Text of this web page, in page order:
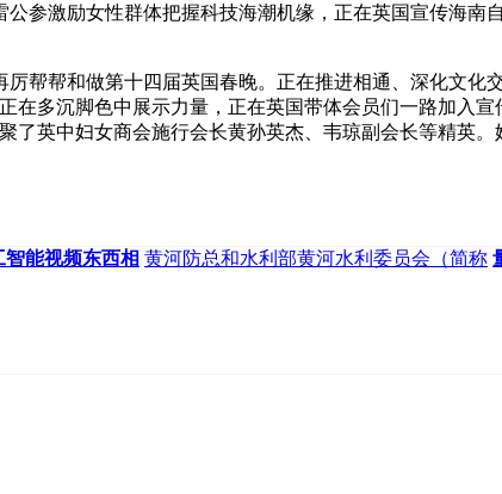
参激励女性群体把握科技海潮机缘，正在英国宣传海
帮和做第十四届英国春晚。正在推进相通、深化文化
在多沉脚色中展示力量，正在英国带体会员们一路加入
了英中妇女商会施行会长黄孙英杰、韦琼副会长等精英
能视频东西相 黄河防总和水利部黄河水利委员会（简称